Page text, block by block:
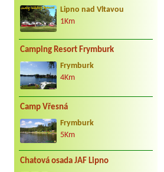
Lipno nad Vltavou
1Km
Camping Resort Frymburk
Frymburk
4Km
Camp Vřesná
Frymburk
5Km
Chatová osada JAF Lipno